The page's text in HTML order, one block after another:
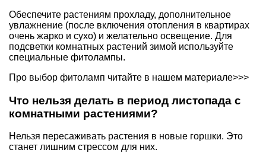
Обеспечите растениям прохладу, дополнительное
увлажнение (после включения отопления в квартирах
очень жарко и сухо) и желательно освещение. Для
подсветки комнатных растений зимой используйте
специальные фитолампы.
Про выбор фитоламп читайте в нашем материале>>>
Что нельзя делать в период листопада с
комнатными растениями?
Нельзя пересаживать растения в новые горшки. Это
станет лишним стрессом для них.